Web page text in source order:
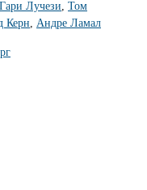
Гари Лучези Том
Керн Андре Ламал